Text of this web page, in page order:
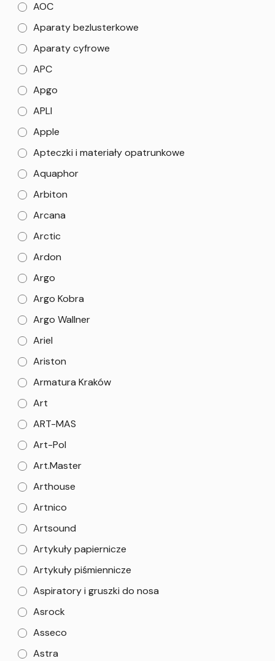
AOC
Aparaty bezlusterkowe
Aparaty cyfrowe
APC
Apgo
APLI
Apple
Apteczki i materiały opatrunkowe
Aquaphor
Arbiton
Arcana
Arctic
Ardon
Argo
Argo Kobra
Argo Wallner
Ariel
Ariston
Armatura Kraków
Art
ART-MAS
Art-Pol
Art.Master
Arthouse
Artnico
Artsound
Artykuły papiernicze
Artykuły piśmiennicze
Aspiratory i gruszki do nosa
Asrock
Asseco
Astra